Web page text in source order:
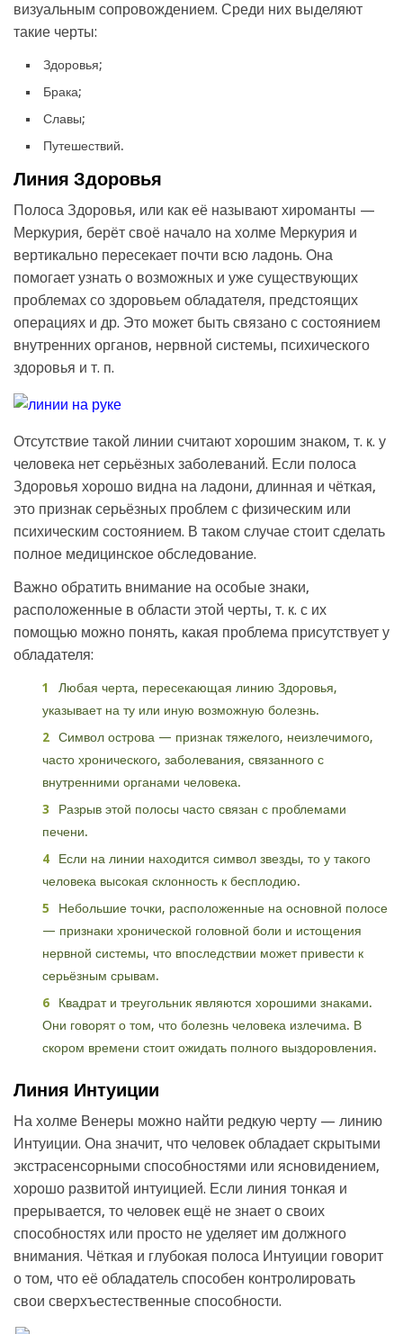
визуальным сопровождением. Среди них выделяют
такие черты:
Здоровья;
Брака;
Славы;
Путешествий.
Линия Здоровья
Полоса Здоровья, или как её называют хироманты —
Меркурия, берёт своё начало на холме Меркурия и
вертикально пересекает почти всю ладонь. Она
помогает узнать о возможных и уже существующих
проблемах со здоровьем обладателя, предстоящих
операциях и др. Это может быть связано с состоянием
внутренних органов, нервной системы, психического
здоровья и т. п.
Отсутствие такой линии считают хорошим знаком, т. к. у
человека нет серьёзных заболеваний. Если полоса
Здоровья хорошо видна на ладони, длинная и чёткая,
это признак серьёзных проблем с физическим или
психическим состоянием. В таком случае стоит сделать
полное медицинское обследование.
Важно обратить внимание на особые знаки,
расположенные в области этой черты, т. к. с их
помощью можно понять, какая проблема присутствует у
обладателя:
Любая черта, пересекающая линию Здоровья,
указывает на ту или иную возможную болезнь.
Символ острова — признак тяжелого, неизлечимого,
часто хронического, заболевания, связанного с
внутренними органами человека.
Разрыв этой полосы часто связан с проблемами
печени.
Если на линии находится символ звезды, то у такого
человека высокая склонность к бесплодию.
Небольшие точки, расположенные на основной полосе
— признаки хронической головной боли и истощения
нервной системы, что впоследствии может привести к
серьёзным срывам.
Квадрат и треугольник являются хорошими знаками.
Они говорят о том, что болезнь человека излечима. В
скором времени стоит ожидать полного выздоровления.
Линия Интуиции
На холме Венеры можно найти редкую черту — линию
Интуиции. Она значит, что человек обладает скрытыми
экстрасенсорными способностями или ясновидением,
хорошо развитой интуицией. Если линия тонкая и
прерывается, то человек ещё не знает о своих
способностях или просто не уделяет им должного
внимания. Чёткая и глубокая полоса Интуиции говорит
о том, что её обладатель способен контролировать
свои сверхъестественные способности.